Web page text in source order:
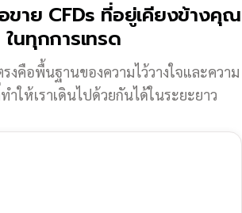
าย CFDs ที่อยู่เคียงข้างคุณ
ในทุกการเทรด
งคือพื้นฐานของความไว้วางใจและความ
ำให้เราเดินไปด้วยกันได้ในระยะยาว